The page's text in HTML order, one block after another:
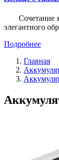
Сочетание
элегантного
Подробнее
Главная